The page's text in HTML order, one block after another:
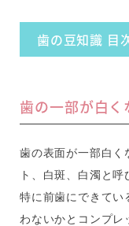
歯の豆知識 目
歯の一部が白く
歯の表面が一部白く
ト、白斑、白濁と呼
特に前歯にできてい
わないかとコンプレ